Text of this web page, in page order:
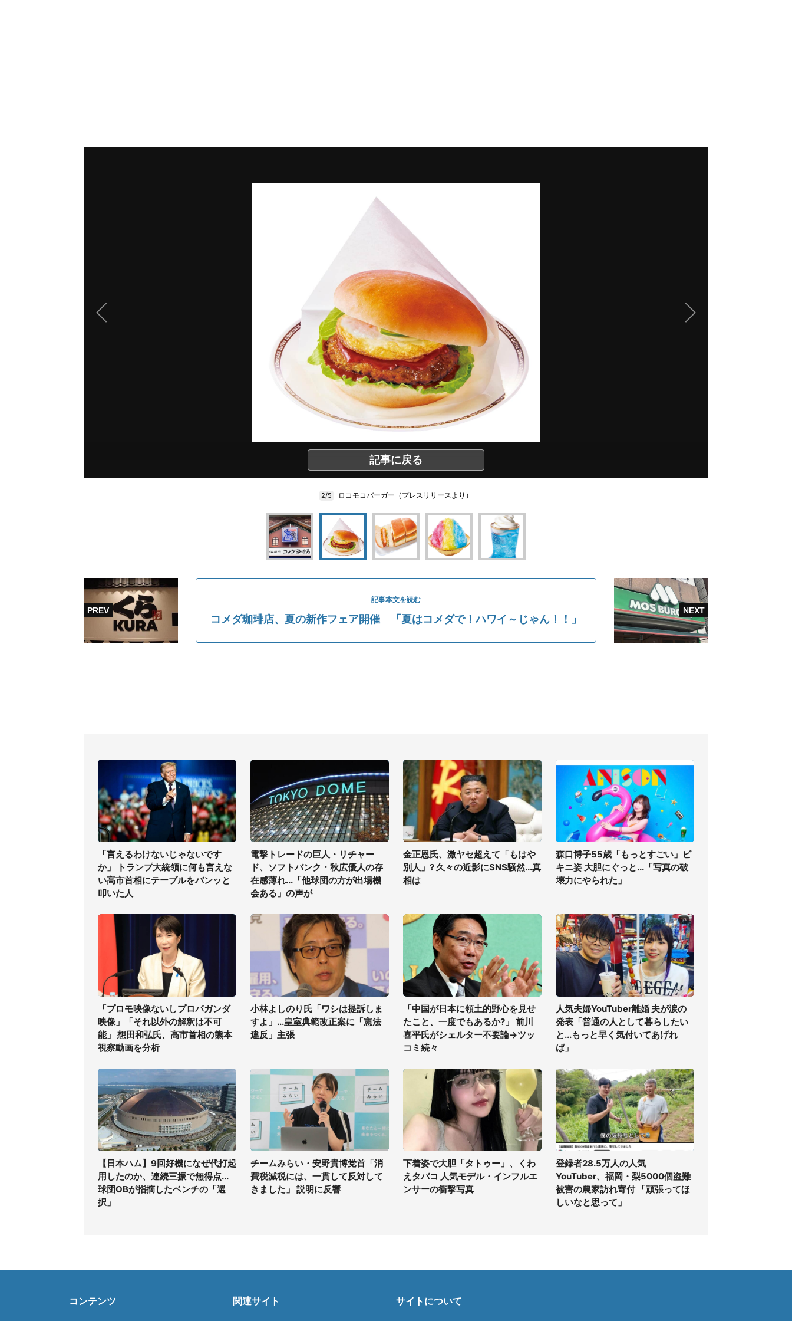
記事に戻る
2/5 ロコモコバーガー（プレスリリースより）
記事本文を読む
コメダ珈琲店、夏の新作フェア開催 「夏はコメダで！ハワイ～じゃん！！」
「言えるわけないじゃないです
か」 トランプ大統領に何も言えな
い高市首相にテーブルをバンッと
叩いた人
電撃トレードの巨人・リチャー
ド、ソフトバンク・秋広優人の存
在感薄れ...「他球団の方が出場機
会ある」の声が
金正恩氏、激ヤセ超えて「もはや
別人」? 久々の近影にSNS騒然...真
相は
森口博子55歳「もっとすごい」ビ
キニ姿 大胆にぐっと...「写真の破
壊力にやられた」
「プロモ映像ないしプロパガンダ
映像」「それ以外の解釈は不可
能」 想田和弘氏、高市首相の熊本
視察動画を分析
小林よしのり氏「ワシは提訴しま
すよ」...皇室典範改正案に「憲法
違反」主張
「中国が日本に領土的野心を見せ
たこと、一度でもあるか?」 前川
喜平氏がシェルター不要論→ツッ
コミ続々
人気夫婦YouTuber離婚 夫が涙の
発表「普通の人として暮らしたい
と...もっと早く気付いてあげれ
ば」
【日本ハム】9回好機になぜ代打起
用したのか、連続三振で無得点...
球団OBが指摘したベンチの「選
択」
チームみらい・安野貴博党首「消
費税減税には、一貫して反対して
きました」 説明に反響
下着姿で大胆「タトゥー」、くわ
えタバコ 人気モデル・インフルエ
ンサーの衝撃写真
登録者28.5万人の人気
YouTuber、福岡・梨5000個盗難
被害の農家訪れ寄付 「頑張ってほ
しいなと思って」
コンテンツ 関連サイト サイトについて